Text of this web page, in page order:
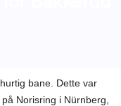
bane. Dette var
Norisring i Nürnberg,